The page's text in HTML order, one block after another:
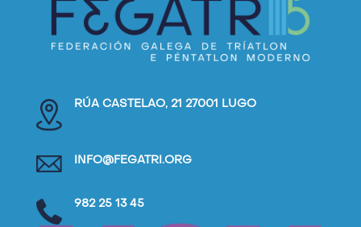
RÚA CASTELAO, 21 27001 LUGO
INFO@FEGATRI.ORG
982 25 13 45